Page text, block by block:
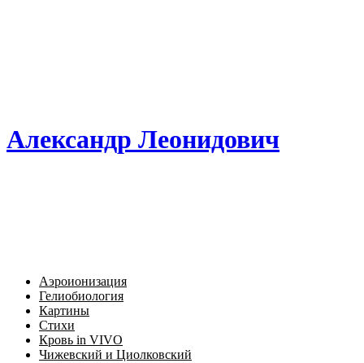
Александр Леонидович
Аэроионизация
Гелиобиология
Картины
Стихи
Кровь in VIVO
Чижевский и Циолковский